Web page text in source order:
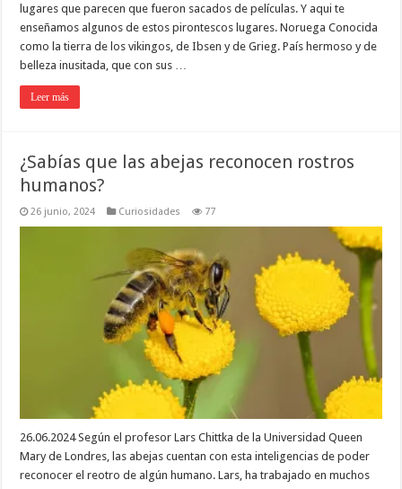
lugares que parecen que fueron sacados de películas. Y aqui te
enseñamos algunos de estos pirontescos lugares. Noruega Conocida
como la tierra de los vikingos, de Ibsen y de Grieg. País hermoso y de
belleza inusitada, que con sus …
Leer más
¿Sabías que las abejas reconocen rostros
humanos?
26 junio, 2024 Curiosidades 77
26.06.2024 Según el profesor Lars Chittka de la Universidad Queen
Mary de Londres, las abejas cuentan con esta inteligencias de poder
reconocer el reotro de algún humano. Lars, ha trabajado en muchos